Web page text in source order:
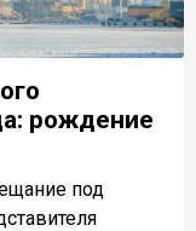
рождение
под